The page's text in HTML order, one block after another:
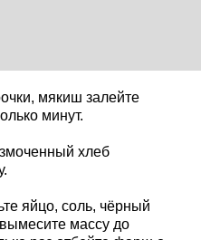
мякиш залейте
минут.
хлеб
яйцо, соль, чёрный
массу до